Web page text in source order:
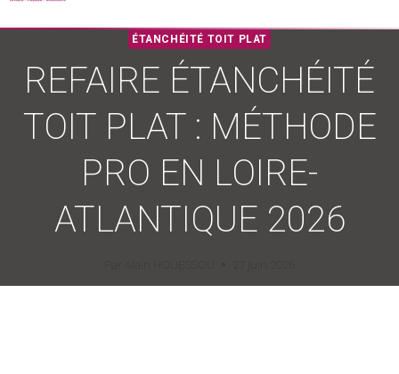
contenu
ÉTANCHÉITÉ TOIT PLAT
REFAIRE ÉTANCHÉITÉ
TOIT PLAT : MÉTHODE
PRO EN LOIRE-
ATLANTIQUE 2026